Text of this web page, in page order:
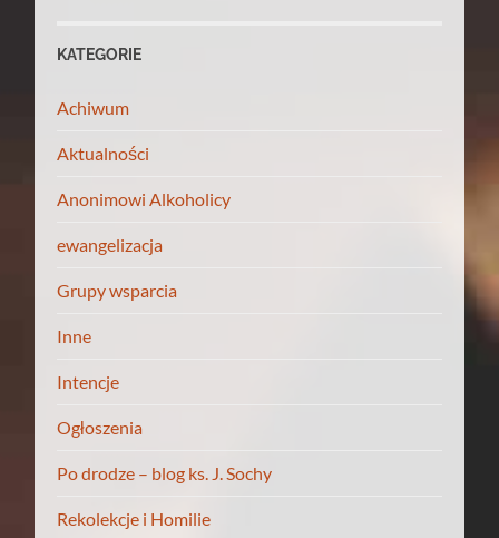
KATEGORIE
Achiwum
Aktualności
Anonimowi Alkoholicy
ewangelizacja
Grupy wsparcia
Inne
Intencje
Ogłoszenia
Po drodze – blog ks. J. Sochy
Rekolekcje i Homilie